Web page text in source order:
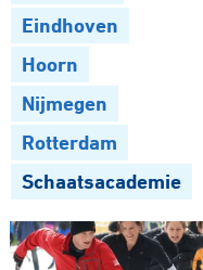
Eindhoven
Hoorn
Nijmegen
Rotterdam
Schaatsacademie